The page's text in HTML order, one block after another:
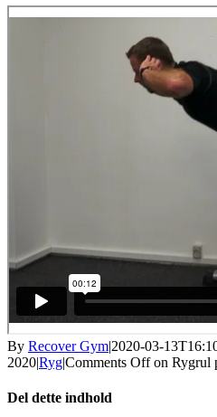
By Recover Gym|2020-03-
2020|Ryg|Comments Offon Rygrul
Del dette indhold